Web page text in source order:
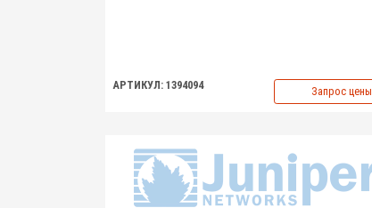
АРТИКУЛ: 1394094 Запрос цены